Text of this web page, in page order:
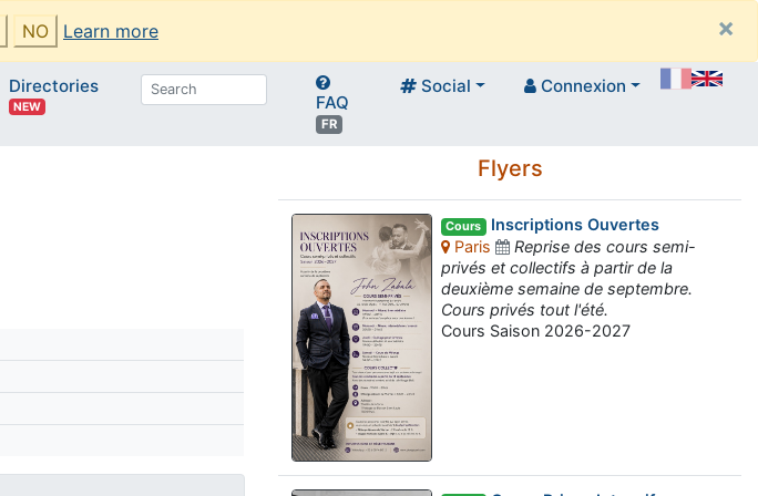
NO Learn more
×
Directories
NEW FAQ
FR
Social Connexion
Flyers
Cours Inscriptions Ouvertes
Paris
Reprise des cours semi-
privés et collectifs à partir de la
deuxième semaine de septembre.
Cours privés tout l'été.
Cours Saison 2026-2027